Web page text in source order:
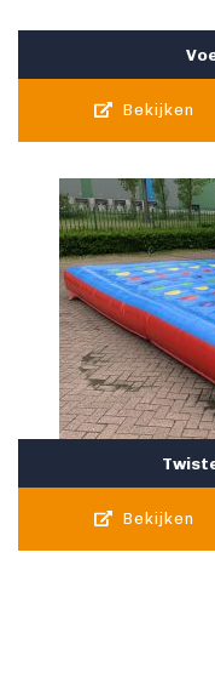
Bekijken
Bekijken